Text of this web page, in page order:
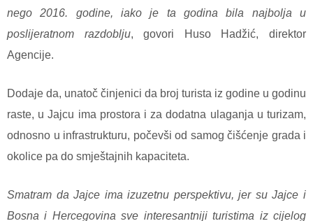
nego 2016. godine, iako je ta godina bila najbolja u
poslijeratnom razdoblju, govori Huso Hadžić, direktor
Agencije.
Dodaje da, unatoč činjenici da broj turista iz godine u godinu
raste, u Jajcu ima prostora i za dodatna ulaganja u turizam,
odnosno u infrastrukturu, počevši od samog čišćenje grada i
okolice pa do smještajnih kapaciteta.
Smatram da Jajce ima izuzetnu perspektivu, jer su Jajce i
Bosna i Hercegovina sve interesantniji turistima iz cijelog